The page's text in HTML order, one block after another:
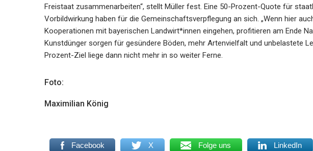
Freistaat zusammenarbeiten“, stellt Müller fest. Eine 50-Prozent-Quote für
Vorbildwirkung haben für die Gemeinschaftsverpflegung an sich. „Wenn hier
Kooperationen mit bayerischen Landwirt*innen eingehen, profitieren am Ende
Kunstdünger sorgen für gesündere Böden, mehr Artenvielfalt und unbelastete
Prozent-Ziel liege dann nicht mehr in so weiter Ferne.
Foto:
Maximilian König
Facebook X Folge uns LinkedIn